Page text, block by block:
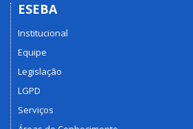
ESEBA
Institucional
Equipe
Legislação
LGPD
Serviços